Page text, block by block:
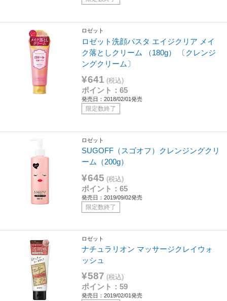
ロゼット
ロゼット洗顔パスタ エイジクリア メイ
ク落としクリーム （180g） 〔クレンジ
ングクリーム〕
¥641 (税込)
ポイント：65
発売日：2018/02/01発売
限定数終了
ロゼット
SUGOFF（スゴオフ）クレンジングクリ
ーム（200g）
¥645 (税込)
ポイント：65
発売日：2019/09/02発売
限定数終了
ロゼット
ナチュラリオン マッサージクレイウォ
ッシュ
¥587 (税込)
ポイント：59
発売日：2019/02/01発売